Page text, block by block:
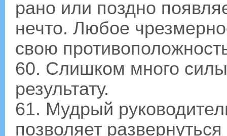
рано или поздно
нечто. Любое
свою
60. Слишком много
результату.
61. Мудрый
позволяет